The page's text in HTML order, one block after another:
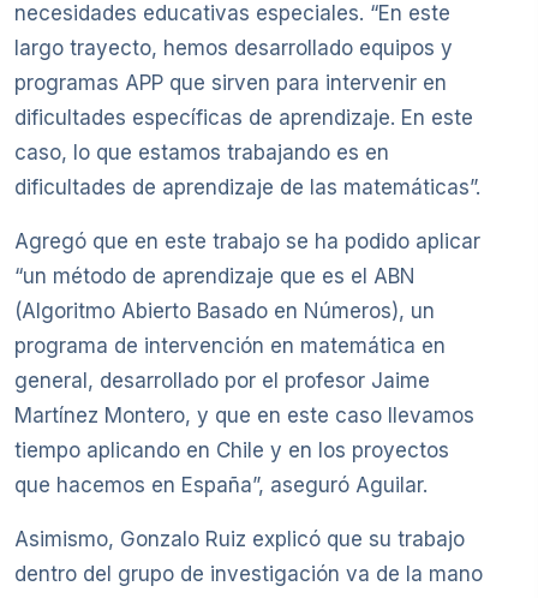
necesidades educativas especiales. “En este
largo trayecto, hemos desarrollado equipos y
programas APP que sirven para intervenir en
dificultades específicas de aprendizaje. En este
caso, lo que estamos trabajando es en
dificultades de aprendizaje de las matemáticas”.
Agregó que en este trabajo se ha podido aplicar
“un método de aprendizaje que es el ABN
(Algoritmo Abierto Basado en Números), un
programa de intervención en matemática en
general, desarrollado por el profesor Jaime
Martínez Montero, y que en este caso llevamos
tiempo aplicando en Chile y en los proyectos
que hacemos en España”, aseguró Aguilar.
Asimismo, Gonzalo Ruiz explicó que su trabajo
dentro del grupo de investigación va de la mano